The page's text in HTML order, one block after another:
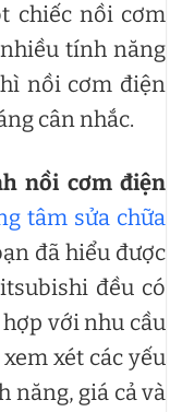
chiếc nồi cơm
tính năng
nồi cơm điện
cân nhắc.
nồi cơm điện
tâm sửa chữa
đã hiểu được
đều có
với nhu cầu
xét các yếu
năng, giá cả và